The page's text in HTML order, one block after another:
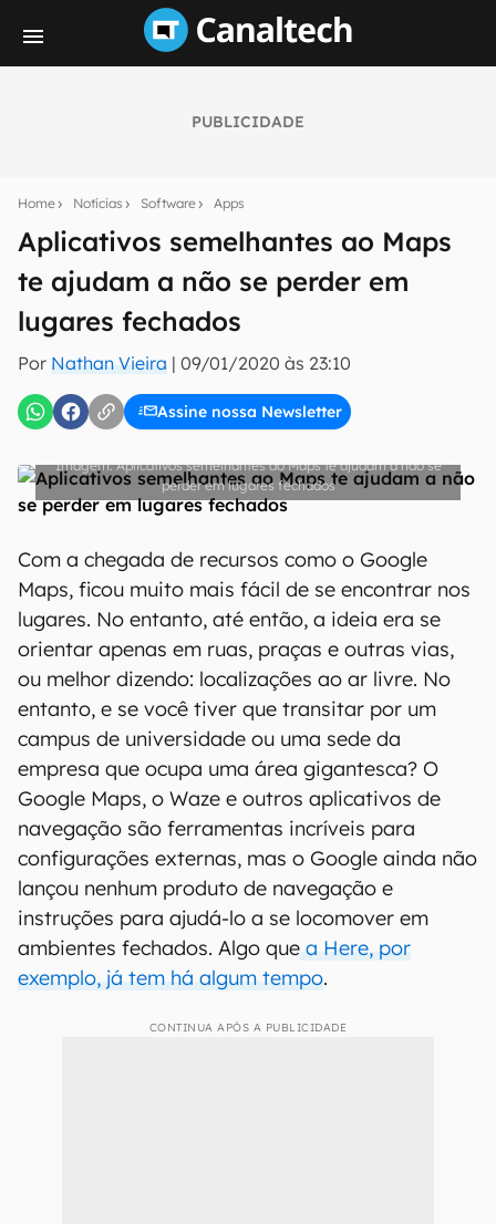
PUBLICIDADE
Home Notícias Software Apps
Aplicativos semelhantes ao Maps
te ajudam a não se perder em
lugares fechados
Por Nathan Vieira | 09/01/2020 às 23:10
Assine nossa Newsletter
notícias e reviews sobre tecnologia em primeira
mão.
E-mail
inscreva-se
Uso e Política de Privacidade do Canaltech.
Aplicativos semelhantes ao Maps te ajudam a não se
perder em lugares fechados
Com a chegada de recursos como o Google
Maps, ficou muito mais fácil de se encontrar nos
lugares. No entanto, até então, a ideia era se
orientar apenas em ruas, praças e outras vias,
ou melhor dizendo: localizações ao ar livre. No
entanto, e se você tiver que transitar por um
campus de universidade ou uma sede da
empresa que ocupa uma área gigantesca? O
Google Maps, o Waze e outros aplicativos de
navegação são ferramentas incríveis para
configurações externas, mas o Google ainda não
lançou nenhum produto de navegação e
instruções para ajudá-lo a se locomover em
ambientes fechados. Algo que a Here, por
exemplo, já tem há algum tempo.
CONTINUA APÓS A PUBLICIDADE